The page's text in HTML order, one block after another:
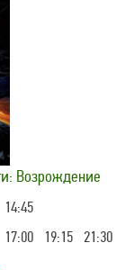
Возрождение
17:00 19:15 21:30